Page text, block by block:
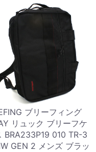
ブリーフィング
リュック ブリーフケ
BRA233P19 010 TR-3
GEN 2 メンズ ブラッ